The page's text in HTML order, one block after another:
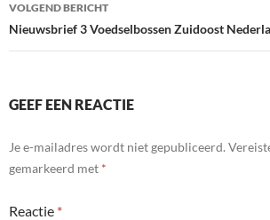
VOLGEND BERICHT
Nieuwsbrief 3 Voedselbossen Zuidoost
GEEF EEN REACTIE
Je e-mailadres wordt niet gepubliceerd.
gemarkeerd met *
Reactie *